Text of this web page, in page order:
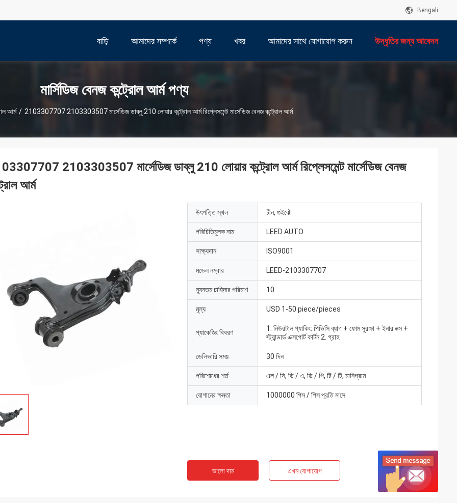
Bengali
বাড়ি আমাদের সম্পর্কে পণ্য খবর আমাদের সাথে যোগাযোগ করুন উদ্ধৃতির জন্য আবেদন
মার্সিডিজ বেনজ কন্ট্রোল আর্ম পণ্য
আর্ম / 2103307707 2103303507 মার্সেডিজ ডাব্লু 210 লোয়ার কন্ট্রোল আর্ম রিপ্লেসমেন্ট মার্সেডিজ বেনজ কন্ট্রোল আর্ম
2103303507 মার্সেডিজ ডাব্লু 210 লোয়ার কন্ট্রোল আর্ম রিপ্লেসমেন্ট মার্সেডিজ বেনজ
আর্ম
উৎপত্তি স্থল চীন, গুইঝৌ
পরিচিতিমুলক নাম LEED AUTO
সাক্ষ্যদান ISO9001
মডেল নম্বার LEED-2103307707
ন্যূনতম চাহিদার পরিমাণ 10
মূল্য USD 1-50 piece/pieces
প্যাকেজিং বিবরণ
1. নিউরটাল প্যাকিং: পিভিসি ব্যাগ + ফোম সুরক্ষা + ইনার বক্স +
স্ট্যান্ডার্ড এক্সপোর্ট কার্টন 2. গ্রাহ
ডেলিভারি সময় 30 দিন
পরিশোধের শর্ত এল / সি, ডি / এ, ডি / পি, টি / টি, মানিগ্রাম
যোগানের ক্ষমতা 1000000 পিস / পিস প্রতি মাসে
ভালো দাম এখন যোগাযোগ